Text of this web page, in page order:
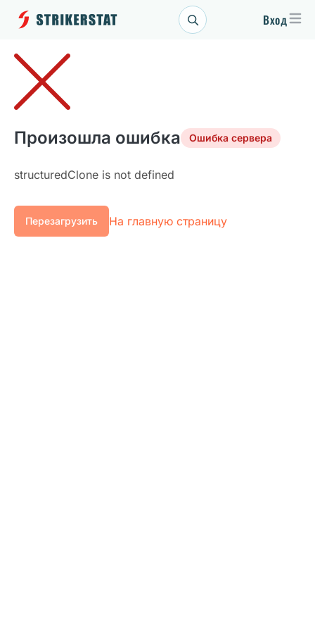
Вход
Произошла ошибка Ошибка сервера
structuredClone is not defined
Перезагрузить На главную страницу